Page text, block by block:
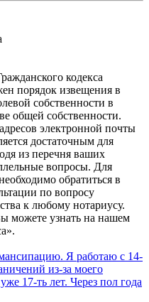
кодекса
порядок извещения в
собственности в
общей собственности.
электронной почты
достаточным для
из перечня ваших
вопросы. Для
обратиться в
по вопросу
к любому нотариусу.
можете узнать на нашем
Я работаю с 14-
из-за моего
17-ть лет. Через пол года